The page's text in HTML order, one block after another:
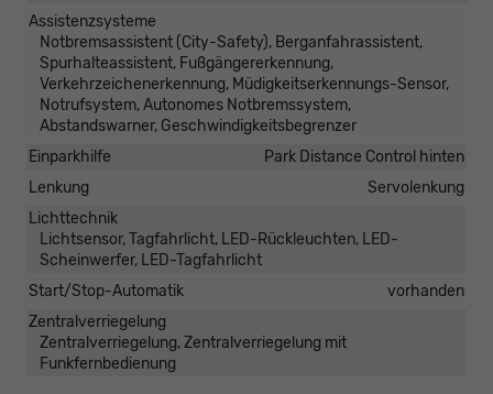
Assistenzsysteme
Notbremsassistent (City-Safety), Berganfahrassistent,
Spurhalteassistent, Fußgängererkennung,
Verkehrzeichenerkennung, Müdigkeitserkennungs-Sensor,
Notrufsystem, Autonomes Notbremssystem,
Abstandswarner, Geschwindigkeitsbegrenzer
Einparkhilfe
Park Distance Control hinten
Lenkung
Servolenkung
Lichttechnik
Lichtsensor, Tagfahrlicht, LED-Rückleuchten, LED-
Scheinwerfer, LED-Tagfahrlicht
Start/Stop-Automatik
vorhanden
Zentralverriegelung
Zentralverriegelung, Zentralverriegelung mit
Funkfernbedienung